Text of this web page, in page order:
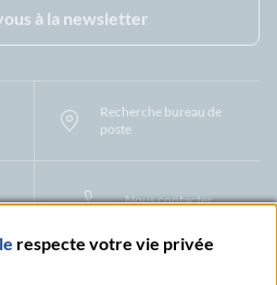
à la newsletter
Recherche bureau de
poste
Nous contacter
respecte votre vie privée